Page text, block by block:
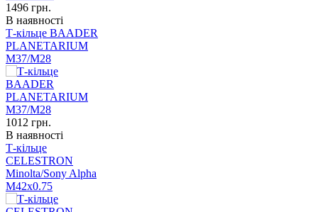
1496 грн.
В наявності
Т-кільце BAADER
PLANETARIUM
М37/М28
1012 грн.
В наявності
Т-кільце
CELESTRON
Minolta/Sony Alpha
М42x0.75